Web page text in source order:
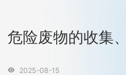
危险废物的收集
 2025-08-15